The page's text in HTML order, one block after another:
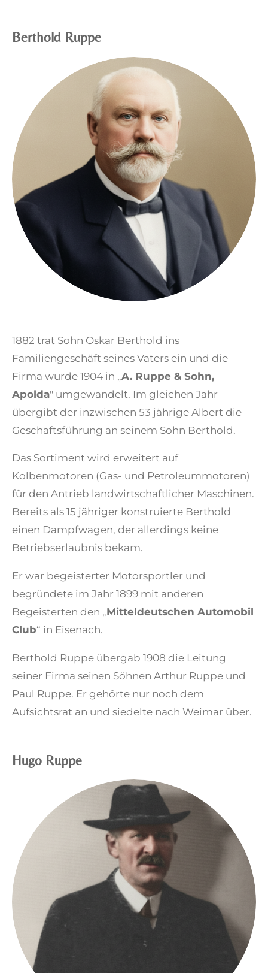
Berthold Ruppe
1882 trat Sohn Oskar Berthold ins
Familiengeschäft seines Vaters ein und die
Firma wurde 1904 in „A. Ruppe & Sohn,
Apolda" umgewandelt. Im gleichen Jahr
übergibt der inzwischen 53 jährige Albert die
Geschäftsführung an seinem Sohn Berthold.
Das Sortiment wird erweitert auf
Kolbenmotoren (Gas- und Petroleummotoren)
für den Antrieb landwirtschaftlicher Maschinen.
Bereits als 15 jähriger konstruierte Berthold
einen Dampfwagen, der allerdings keine
Betriebserlaubnis bekam.
Er war begeisterter Motorsportler und
begründete im Jahr 1899 mit anderen
Begeisterten den „Mitteldeutschen Automobil
Club“ in Eisenach.
Berthold Ruppe übergab 1908 die Leitung
seiner Firma seinen Söhnen Arthur Ruppe und
Paul Ruppe. Er gehörte nur noch dem
Aufsichtsrat an und siedelte nach Weimar über.
Hugo Ruppe